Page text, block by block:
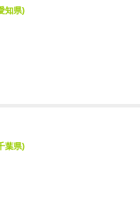
知県)
葉県)